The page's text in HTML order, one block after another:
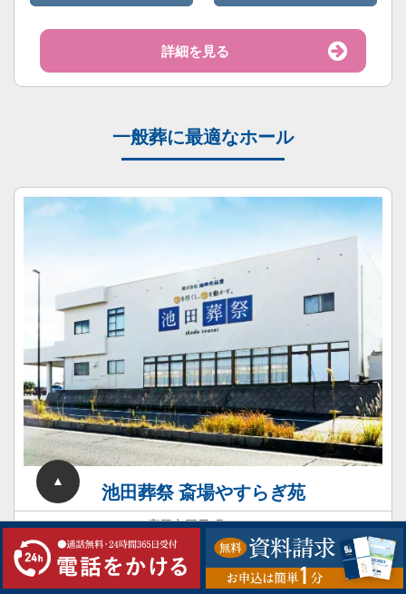
詳細を見る
一般葬に最適なホール
池田葬祭 斎場やすらぎ苑
鹿屋市王子町3967-3
▲